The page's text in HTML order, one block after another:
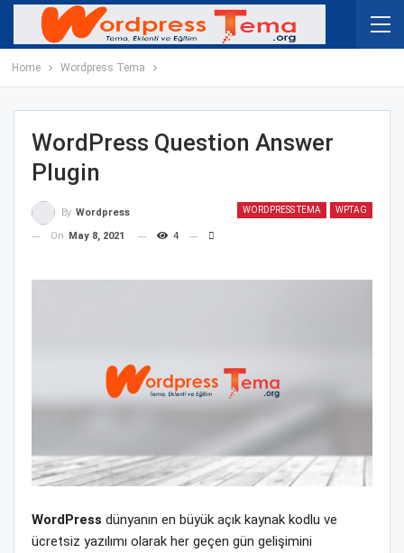
Home Wordpress Tema
WordPress Question Answer
Plugin
WORDPRESS TEMA WPTAG
By Wordpress
On
May 8, 2021 4
WordPress dünyanın en büyük açık kaynak kodlu ve
ücretsiz yazılımı olarak her geçen gün gelişimini